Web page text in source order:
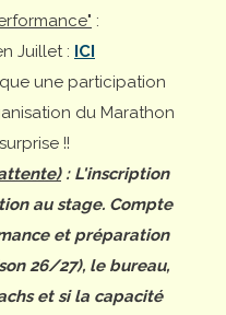
:
Juillet : ICI
une participation
du Marathon
!!
: L'inscription
au stage. Compte
et préparation
26/27), le bureau,
et si la capacité